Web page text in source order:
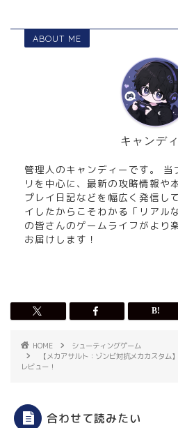
ABOUT ME
キャンデ
管理人のキャンディーです。
リを中心に、最新の攻略情報や
プレイ日記などを幅広く発信し
イしたからこそわかる「リアル
の皆さんのゲームライフがより
お届けします！
HOME
シューティングゲーム
【メカアサルト：ゾンビ対抗メカカスタム
レビュー！
合わせて読みたい